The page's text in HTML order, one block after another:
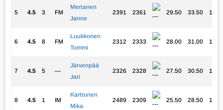
5 4.5 3 FM
Mertanen
Janne
2391 2361 29.50 33.50
6 4.5 8 FM
Luukkonen
Tommi
2312 2333 28.00 31.00
7 4.5 5 —
Järvenpää
Jari
2326 2328 27.50 30.50
8 4.5 1 IM
Karttunen
Mika
2489 2309 25.50 28.50